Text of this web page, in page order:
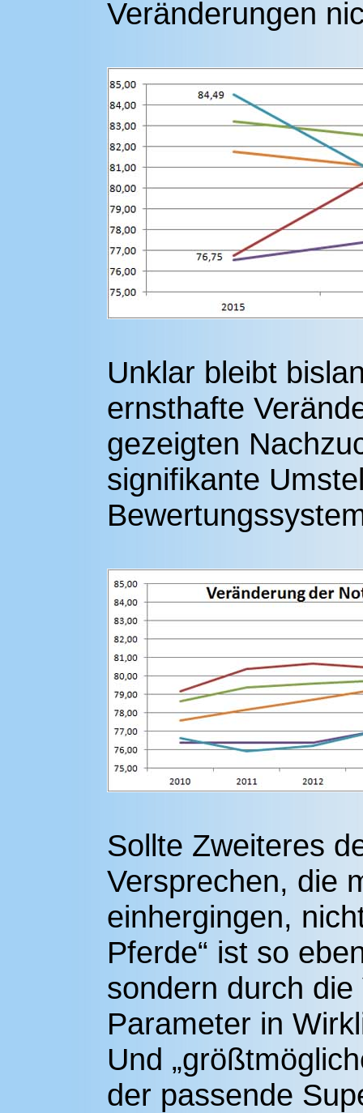
Veränderungen
Unklar bleibt
ernsthafte
gezeigten
signifikante
Sollte Zweiteres
Versprechen, die
einhergingen,
Pferde“ ist so
sondern durch
Parameter in
Und
der passende